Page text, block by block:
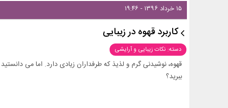
۱۵ خرداد ۱۳۹۶ - ۱۹:۴۶
کاربرد قهوه‌ در زیبایی
دسته: نکات زیبایی و آرایشی
قهوه، نوشیدنی گرم و لذیذ که طرفداران زیادی دارد. اما می
ببرید؟